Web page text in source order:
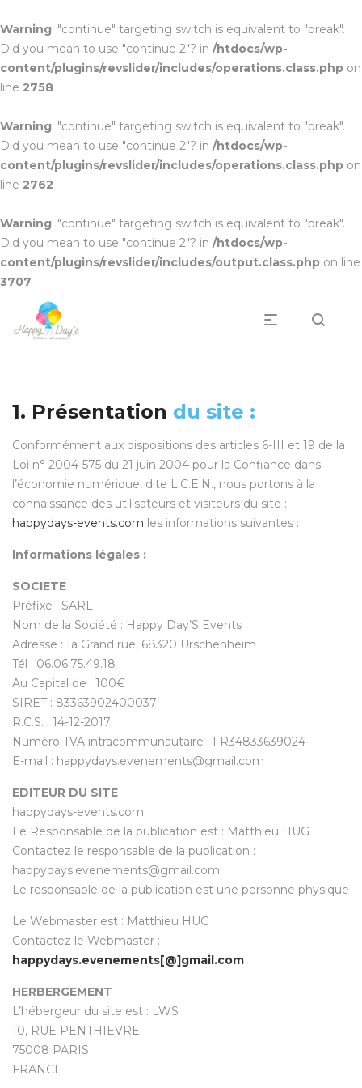
Warning: "continue" targeting switch is equivalent to "break".
Did you mean to use "continue 2"? in /htdocs/wp-
content/plugins/revslider/includes/operations.class.php on
line 2758
Warning: "continue" targeting switch is equivalent to "break".
Did you mean to use "continue 2"? in /htdocs/wp-
content/plugins/revslider/includes/operations.class.php on
line 2762
Warning: "continue" targeting switch is equivalent to "break".
Did you mean to use "continue 2"? in /htdocs/wp-
content/plugins/revslider/includes/output.class.php on line
3707
1. Présentation du site :
Conformément aux dispositions des articles 6-III et 19 de la
Loi n° 2004-575 du 21 juin 2004 pour la Confiance dans
l’économie numérique, dite L.C.E.N., nous portons à la
connaissance des utilisateurs et visiteurs du site :
happydays-events.com les informations suivantes :
Informations légales :
SOCIETE
Préfixe : SARL
Nom de la Société : Happy Day’S Events
Adresse : 1a Grand rue, 68320 Urschenheim
Tél : 06.06.75.49.18
Au Capital de : 100€
SIRET : 83363902400037
R.C.S. : 14-12-2017
Numéro TVA intracommunautaire : FR34833639024
E-mail : happydays.evenements@gmail.com
EDITEUR DU SITE
happydays-events.com
Le Responsable de la publication est : Matthieu HUG
Contactez le responsable de la publication :
happydays.evenements@gmail.com
Le responsable de la publication est une personne physique
Le Webmaster est : Matthieu HUG
Contactez le Webmaster :
happydays.evenements[@]gmail.com
HERBERGEMENT
L’hébergeur du site est : LWS
10, RUE PENTHIEVRE
75008 PARIS
FRANCE